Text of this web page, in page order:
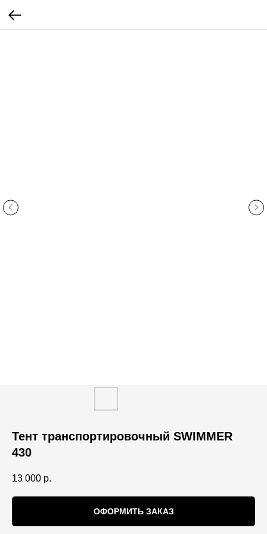
Тент транспортировочный SWIMMER
430
13 000 р.
ОФОРМИТЬ ЗАКАЗ